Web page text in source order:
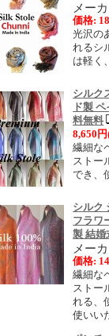
メー
価格:
光沢の
れるシ
は軽く
シルク
ド製
料無料
8,650
繊細な
ストー
でき、
シルク
フラワ
製 結婚
メー
価格:
繊細な
ストー
れる、
使いい